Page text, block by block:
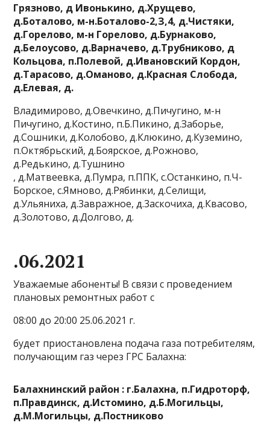
Грязново, д Ивонькино, д.Хрущево,
д.Боталово, м-н.Боталово-2,З,4, д.Чистяки,
д.Горелово, м-н Горелово, д.Бурнаково,
д.Белоусово, д.Варначево, д.Трубниково, д
Кольцова, п.Полевой, д.Ивановский Кордон,
д.Тарасово, д.Оманово, д.Красная Слобода,
д.Елевая, д.
Владимирово, д.Овечкино, д.Пичугино, м-н
Пичугино, д.Костино, п.Б.Пикино, д.Заборье,
д.Сошники, д.Колобово, д.Клюкино, д.Куземино,
п.Октябрьский, д.Боярское, д.Рожново,
д.Редькино, д.Тушнино
, д.Матвеевка, д.Пумра, п.ППК, с.Останкино, п.Ч-
Борское, с.Ямново, д.Рябинки, д.Селищи,
д.Ульяниха, д.3авражное, д.3аскочиха, д.Квасово,
д.3олотово, д.Долгово, д.
.06.2021
Уважаемые абоненты! В связи с проведением
плановых ремонтных работ с
08:00 до 20:00 25.06.2021 г.
будет приостановлена подача газа потребителям,
получающим газ через ГРС Балахна:
Балахнинский район : г.Балахна, п.Гидроторф,
п.Правдинск, д.Истомино, д.Б.Могильцы,
д.М.Могильцы, д.Постниково